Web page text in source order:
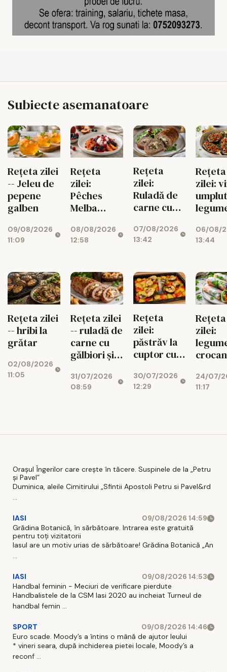
Subiecte asemanatoare
Rețeta zilei
-- Jeleu de
pepene
galben
09/08/2026
11:09
Rețeta
zilei:
Pêches
Melba
diabetici,
cu fructe
08/08/2026
12:58
Rețeta
zilei:
Ruladă de
carne cu
dovlecei și
mozzarella
07/08/2026
13:42
Rețeta
zilei:
de
06/08/
13:44
Rețeta zilei
-- hribi la
grătar
02/08/2026
11:05
Rețeta zilei
-- ruladă de
carne cu
gălbiori și
31/07/2026
08:59
Rețeta
zilei:
păstrăv la
cuptor cu
vară
30/07/2026
12:29
Rețeta
zilei:
gata
24/07/
11:17
Orașul Îngerilor care crește în tăcere. Suspinele de la „Petru
și Pavel”
Duminica, aleile Cimitirului „Sfintii Apostoli Petru si Pavel&rd
...
IASI
09/08/2026 14:59
Grădina Botanică, în sărbătoare. Intrarea este gratuită
pentru toți vizitatorii
Iasul are un motiv urias de sărbătoare! Grădina Botanică „An
...
IASI
09/08/2026 14:53
Handbal feminin - Meciuri de verificare pierdute
Handbalistele de la CSM Iasi 2020 au incheiat Turneul de
handbal femin ...
SPORT
09/08/2026 14:46
Euro scade. Moody’s a întins o mână de ajutor leului
* vineri seara, după inchiderea pietei locale, Moody’s a
reconf ...